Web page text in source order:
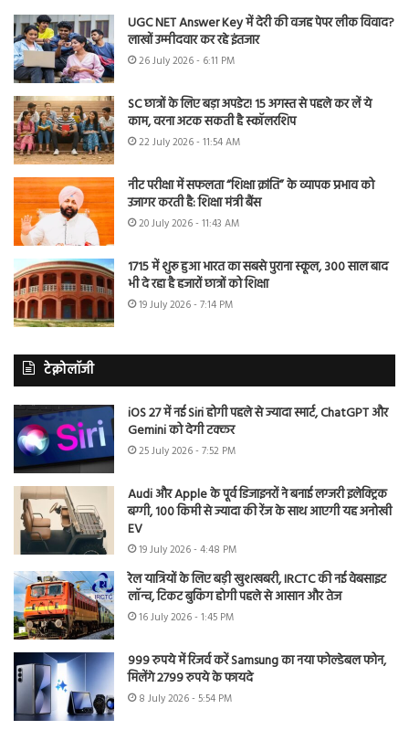
UGC NET Answer Key में देरी की वजह पेपर लीक विवाद?
लाखों उम्मीदवार कर रहे इंतजार
26 July 2026 - 6:11 PM
SC छात्रों के लिए बड़ा अपडेट! 15 अगस्त से पहले कर लें ये
काम, वरना अटक सकती है स्कॉलरशिप
22 July 2026 - 11:54 AM
नीट परीक्षा में सफलता “शिक्षा क्रांति” के व्यापक प्रभाव को
उजागर करती है: शिक्षा मंत्री बैंस
20 July 2026 - 11:43 AM
1715 में शुरू हुआ भारत का सबसे पुराना स्कूल, 300 साल बाद
भी दे रहा है हजारों छात्रों को शिक्षा
19 July 2026 - 7:14 PM
टेक्नोलॉजी
iOS 27 में नई Siri होगी पहले से ज्यादा स्मार्ट, ChatGPT और
Gemini को देगी टक्कर
25 July 2026 - 7:52 PM
Audi और Apple के पूर्व डिजाइनरों ने बनाई लग्जरी इलेक्ट्रिक
बग्गी, 100 किमी से ज्यादा की रेंज के साथ आएगी यह अनोखी
EV
19 July 2026 - 4:48 PM
रेल यात्रियों के लिए बड़ी खुशखबरी, IRCTC की नई वेबसाइट
लॉन्च, टिकट बुकिंग होगी पहले से आसान और तेज
16 July 2026 - 1:45 PM
999 रुपये में रिजर्व करें Samsung का नया फोल्डेबल फोन,
मिलेंगे 2799 रुपये के फायदे
8 July 2026 - 5:54 PM